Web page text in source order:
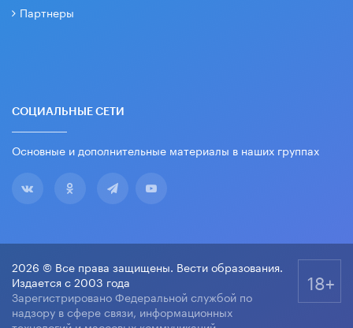
Партнеры
СОЦИАЛЬНЫЕ СЕТИ
Основные и дополнительные материалы в наших группах
2026 © Все права защищены. Вести образования.
Издается с 2003 года
Зарегистрировано Федеральной службой по
надзору в сфере связи, информационных
18+